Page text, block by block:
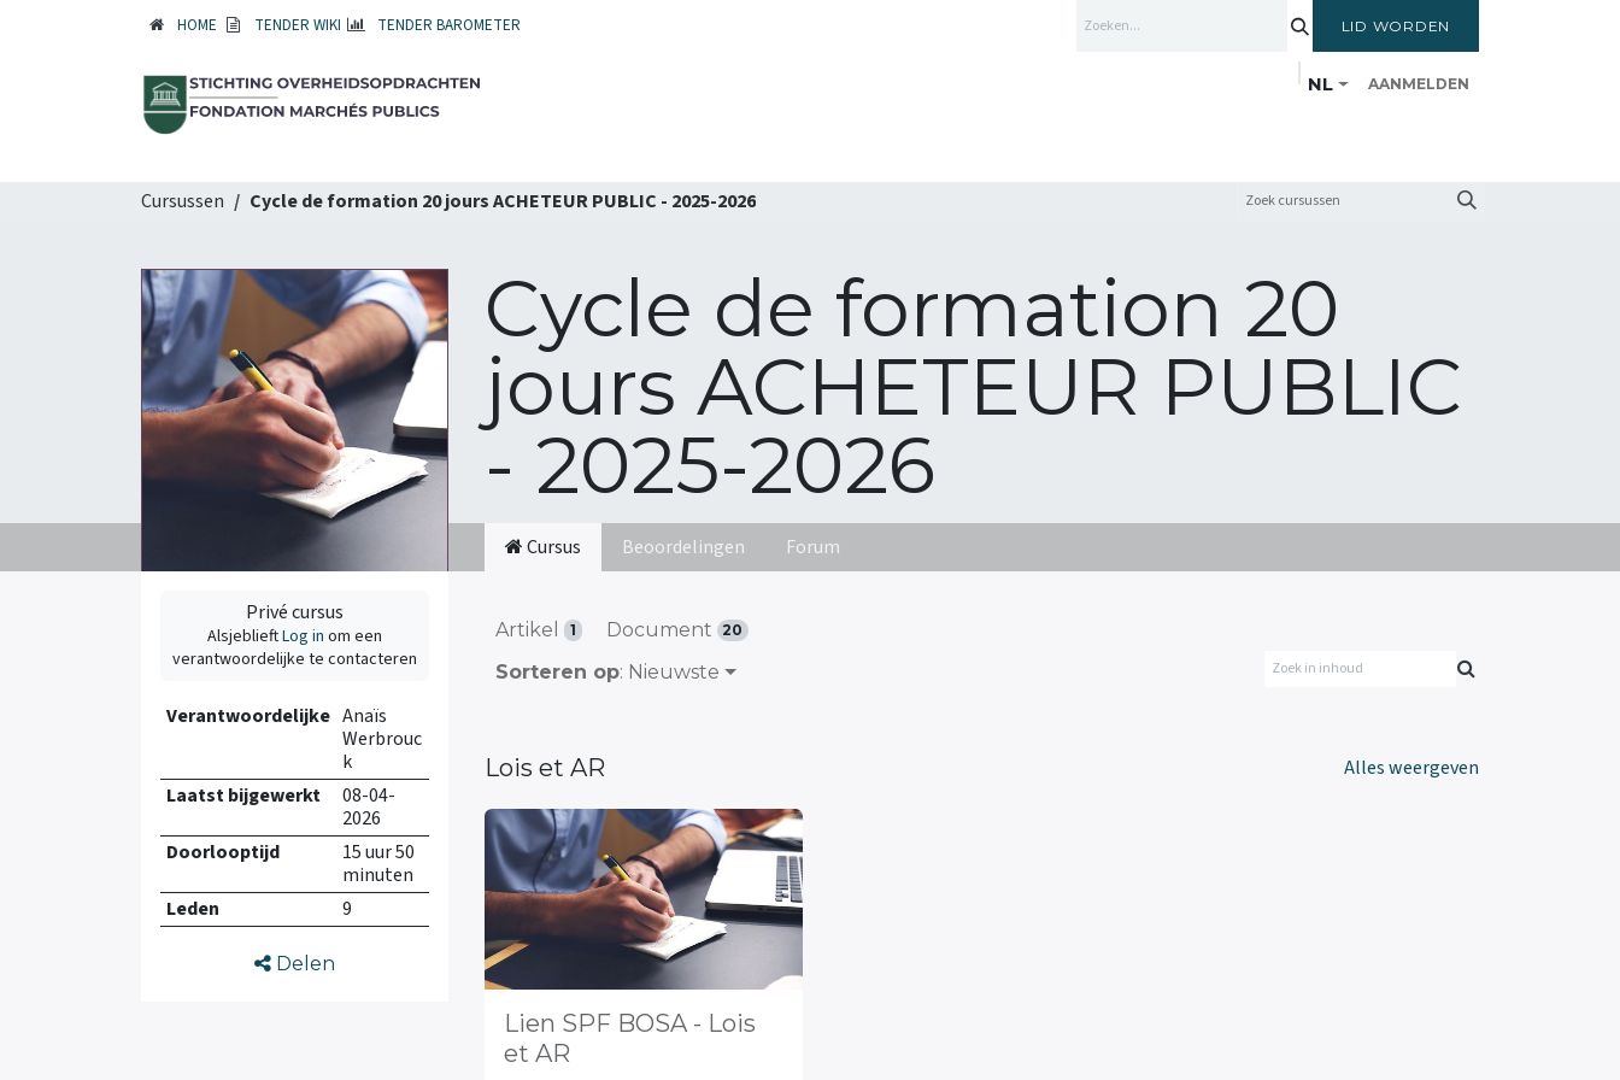
HOME TENDER WIKI TENDER BAROMETER LID WORDEN
NL AANMELDEN
Cursussen Cycle de formation 20 jours ACHETEUR PUBLIC - 2025-2026
Cycle de formation 20
jours ACHETEUR PUBLIC
- 2025-2026
Privé cursus
AlsjeblieftLog in om een
verantwoordelijke te contacteren
Verantwoordelijke Anaïs
Werbrouc
k
Laatst bijgewerkt
08-04-
2026
Doorlooptijd
15 uur 50
minuten
Leden
9
Delen
Cursus Beoordelingen Forum
Artikel 1 Document 20
Sorteren op: Nieuwste
Lois et AR Alles weergeven
Lien SPF BOSA - Lois
et AR